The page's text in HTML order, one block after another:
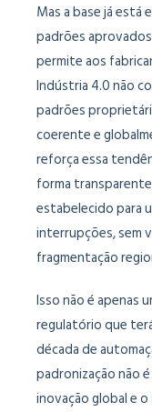
Mas a base já está
padrões
permite aos
Indústria 4.0 não
padrões
coerente e
reforça essa
forma
estabelecido para
interrupções, sem
fragmentação
Isso não é apenas
regulatório que
década de
padronização não
inovação global e